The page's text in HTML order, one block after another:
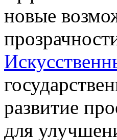
новые
развитие
для